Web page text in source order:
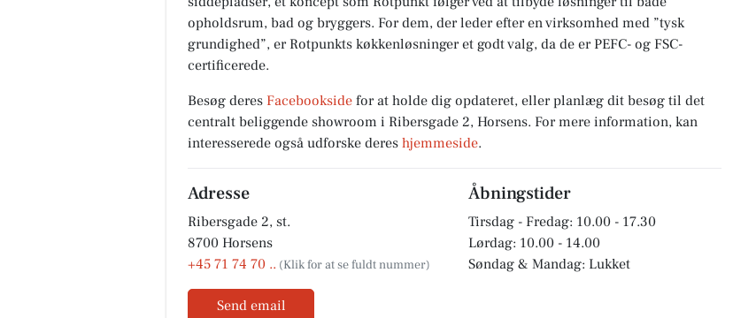
opholdsrum, bad og bryggers. For dem, der leder efter en virksomhed med ”tysk
grundighed”, er Rotpunkts køkkenløsninger et godt valg, da de er PEFC- og FSC-
certificerede.
Besøg deres Facebookside for at holde dig opdateret, eller planlæg dit besøg til det
centralt beliggende showroom i Ribersgade 2, Horsens. For mere information, kan
interesserede også udforske deres hjemmeside.
Adresse
Ribersgade 2, st.
8700 Horsens
+45 71 74 70 ..
Send email
Åbningstider
Tirsdag - Fredag: 10.00 - 17.30
Lørdag: 10.00 - 14.00
Søndag & Mandag: Lukket